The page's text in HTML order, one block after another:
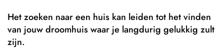
Het zoeken naar een huis kan leiden tot het vinden
van jouw droomhuis waar je langdurig gelukkig zult
zijn.